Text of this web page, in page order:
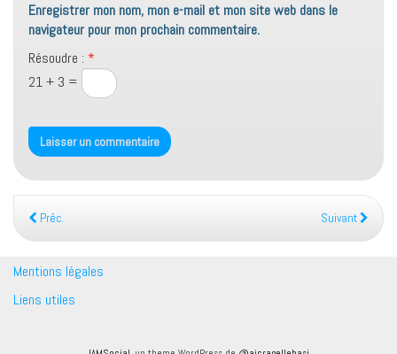
Enregistrer mon nom, mon e-mail et mon site web dans le
navigateur pour mon prochain commentaire.
Résoudre : *
21 + 3 =
Préc. Suivant
Mentions légales
Liens utiles